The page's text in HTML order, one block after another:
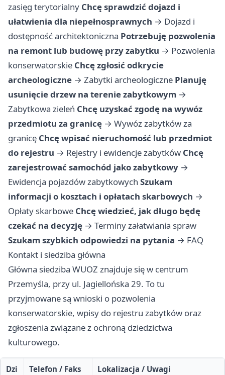
zasięg terytorialny Chcę sprawdzić dojazd i
ułatwienia dla niepełnosprawnych → Dojazd i
dostępność architektoniczna Potrzebuję pozwolenia
na remont lub budowę przy zabytku → Pozwolenia
konserwatorskie Chcę zgłosić odkrycie
archeologiczne → Zabytki archeologiczne Planuję
usunięcie drzew na terenie zabytkowym →
Zabytkowa zieleń Chcę uzyskać zgodę na wywóz
przedmiotu za granicę → Wywóz zabytków za
granicę Chcę wpisać nieruchomość lub przedmiot
do rejestru → Rejestry i ewidencje zabytków Chcę
zarejestrować samochód jako zabytkowy →
Ewidencja pojazdów zabytkowych Szukam
informacji o kosztach i opłatach skarbowych →
Opłaty skarbowe Chcę wiedzieć, jak długo będę
czekać na decyzję → Terminy załatwiania spraw
Szukam szybkich odpowiedzi na pytania → FAQ
Kontakt i siedziba główna
Główna siedziba WUOZ znajduje się w centrum
Przemyśla, przy ul. Jagiellońska 29. To tu
przyjmowane są wnioski o pozwolenia
konserwatorskie, wpisy do rejestru zabytków oraz
zgłoszenia związane z ochroną dziedzictwa
kulturowego.
Dzi
Telefon / Faks Lokalizacja / Uwagi